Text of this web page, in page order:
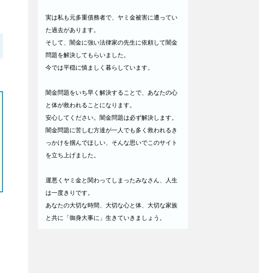
実は私も元多重債務者で、ヤミ金被害に遭ってい
た過去があります。
そして、闇金に強い法律家の先生に依頼して闇金
問題を解決してもらいました。
今では平穏に慎ましく暮らしています。
闇金問題をいち早く解決することで、あなたの心
と体が救われることになります。
安心してください。闇金問題は必ず解決します。
闇金問題に苦しむ方達が一人でも多く救われるき
っかけを掴んでほしい、そんな思いでこのサイト
を立ち上げました。
運悪くヤミ金と関わってしまったみなさん、人生
は一度きりです。
あなたの大切な時間、大切な心と体、大切な家族
と共に「御身大事に」生きていきましょう。